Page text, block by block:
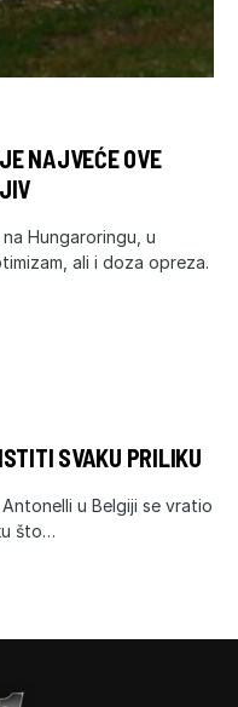
NAJVEĆE OVE
Hungaroringu, u
ali i doza opreza.
SVAKU PRILIKU
u Belgiji se vratio
što…